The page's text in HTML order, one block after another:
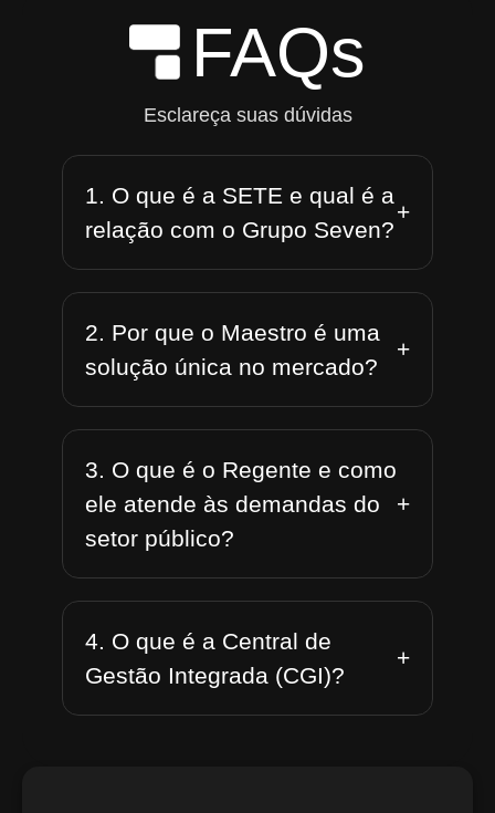
FAQs
Esclareça suas dúvidas
1. O que é a SETE e qual é a
relação com o Grupo Seven?
+
2. Por que o Maestro é uma
solução única no mercado?
+
3. O que é o Regente e como
ele atende às demandas do
setor público?
+
4. O que é a Central de
Gestão Integrada (CGI)?
+